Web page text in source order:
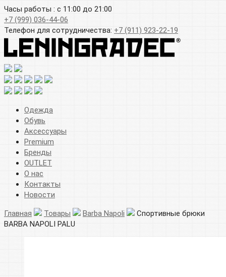
Часы работы : с 11:00 до 21:00
+7 (999) 036-44-06
Телефон для сотрудничества: +7 (911) 923-22-19
Одежда
Обувь
Аксессуары
Premium
Бренды
OUTLET
О нас
Контакты
Новости
Главная Товары Barba Napoli
Спортивные брюки
BARBA NAPOLI PALU